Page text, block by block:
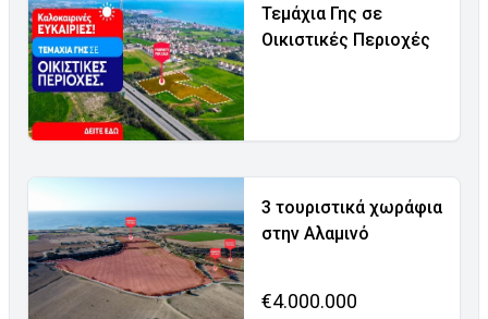
Τεμάχια Γης σε
Οικιστικές Περιοχές
3 τουριστικά χωράφια
στην Αλαμινό
€4.000.000